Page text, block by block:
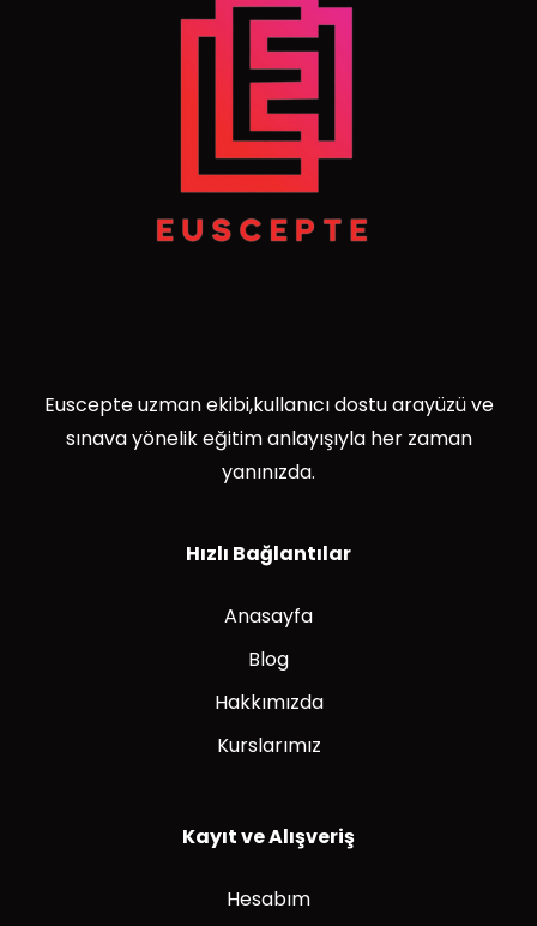
Euscepte uzman ekibi,kullanıcı dostu arayüzü ve
sınava yönelik eğitim anlayışıyla her zaman
yanınızda.
Hızlı Bağlantılar
Anasayfa
Blog
Hakkımızda
Kurslarımız
Kayıt ve Alışveriş
Hesabım